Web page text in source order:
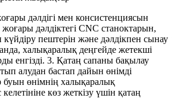
дәлдігі мен консистенциясын
дәлдіктегі CNC станоктарын,
пештерін және дәлдікпен сынау
халықаралық деңгейде жетекші
енгізді. 3. Қатаң сапаны бақылау
алудан бастап дайын өнімді
буын өнімнің халықаралық
көз жеткізу үшін қатаң